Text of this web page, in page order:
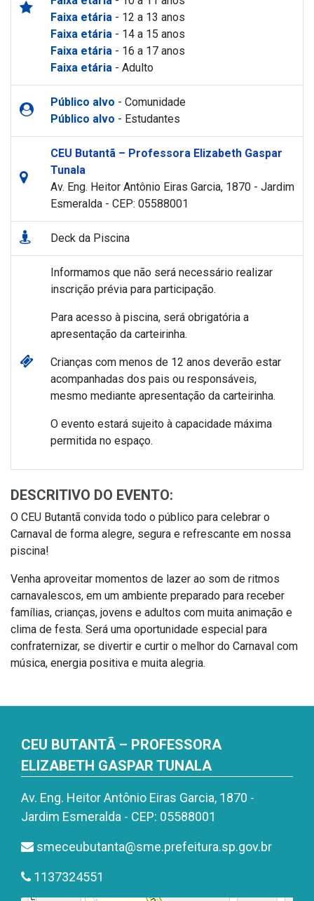
Faixa etária - 12 a 13 anos
Faixa etária - 14 a 15 anos
Faixa etária - 16 a 17 anos
Faixa etária - Adulto
Público alvo - Comunidade
Público alvo - Estudantes
CEU Butantã – Professora Elizabeth Gaspar
Tunala
Av. Eng. Heitor Antônio Eiras Garcia, 1870 - Jardim
Esmeralda - CEP: 05588001
Deck da Piscina
Informamos que não será necessário realizar
inscrição prévia para participação.
Para acesso à piscina, será obrigatória a
apresentação da carteirinha.
Crianças com menos de 12 anos deverão estar
acompanhadas dos pais ou responsáveis,
mesmo mediante apresentação da carteirinha.
O evento estará sujeito à capacidade máxima
permitida no espaço.
DESCRITIVO DO EVENTO:
O CEU Butantã convida todo o público para celebrar o
Carnaval de forma alegre, segura e refrescante em nossa
piscina!
Venha aproveitar momentos de lazer ao som de ritmos
carnavalescos, em um ambiente preparado para receber
famílias, crianças, jovens e adultos com muita animação e
clima de festa. Será uma oportunidade especial para
confraternizar, se divertir e curtir o melhor do Carnaval com
música, energia positiva e muita alegria.
CEU BUTANTÃ – PROFESSORA
ELIZABETH GASPAR TUNALA
Av. Eng. Heitor Antônio Eiras Garcia, 1870 -
Jardim Esmeralda - CEP: 05588001
smeceubutanta@sme.prefeitura.sp.gov.br
1137324551